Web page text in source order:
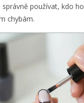
používat, kdo
chybám.